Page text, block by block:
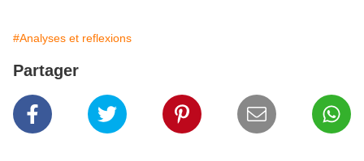
#Analyses et reflexions
Partager